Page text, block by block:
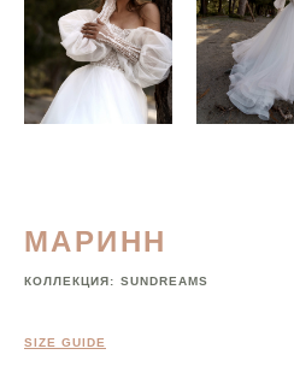
МАРИНН
КОЛЛЕКЦИЯ: SUNDREAMS
SIZE GUIDE